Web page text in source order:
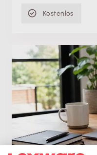
Kostenlos
Produktschulung
Lexware scout in
wird geprüft und was
Do. 06.05.2021
Aufzeichnung